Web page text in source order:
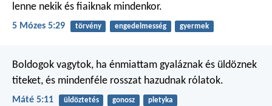
lenne nekik és fiaiknak mindenkor.
5 Mózes 5:29 törvény engedelmesség gyermek
Boldogok vagytok, ha énmiattam gyaláznak és üldöznek
titeket, és mindenféle rosszat hazudnak rólatok.
Máté 5:11 üldöztetés gonosz pletyka